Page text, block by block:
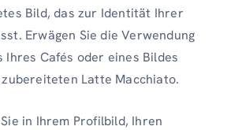
Bild, das zur Identität Ihrer
Erwägen Sie die Verwendung
Ihres Cafés oder eines Bildes
Latte Macchiato.
in Ihrem Profilbild, Ihren